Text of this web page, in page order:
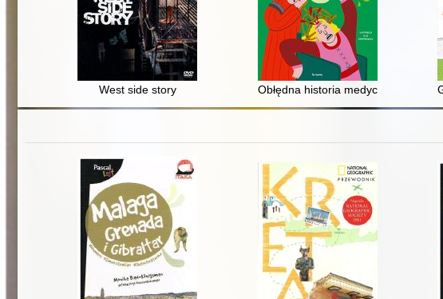
West side story Obłędna historia medycyny